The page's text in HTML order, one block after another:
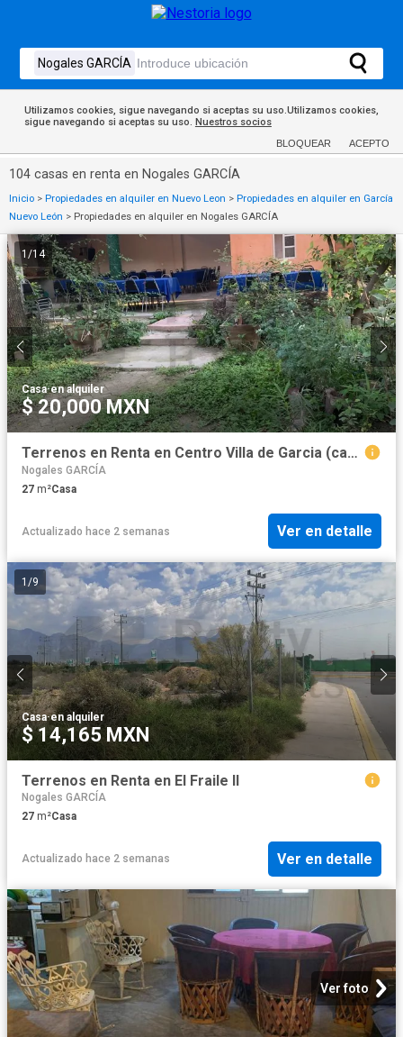
Utilizamos cookies, sigue navegando si aceptas su uso.Utilizamos cookies,
sigue navegando si aceptas su uso. Nuestros socios
BLOQUEAR ACEPTO
104 casas en renta en Nogales GARCÍA
Inicio > Propiedades en alquiler en Nuevo Leon > Propiedades en alquiler en García
Nuevo León > Propiedades en alquiler en Nogales GARCÍA
1 /14
Casa·en alquiler
$ 20,000 MXN
Terrenos en Renta en Centro Villa de Garcia (casco)
Nogales GARCÍA
27 m²Casa
Actualizado hace 2 semanas Ver en detalle
1 /9
Casa·en alquiler
$ 14,165 MXN
Terrenos en Renta en El Fraile II
Nogales GARCÍA
27 m²Casa
Actualizado hace 2 semanas Ver en detalle
Ver foto